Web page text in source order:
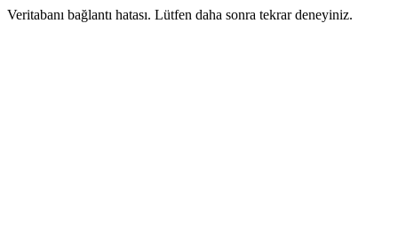
Veritabanı bağlantı hatası. Lütfen daha sonra tekrar deneyiniz.